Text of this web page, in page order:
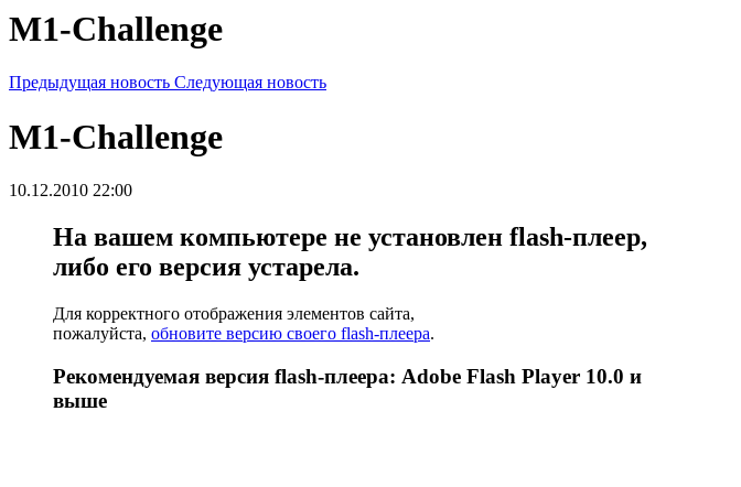
M1-Challenge
Предыдущая новость Следующая новость
M1-Challenge
10.12.2010 22:00
На вашем компьютере не установлен flash-плеер,
либо его версия устарела.
Для корректного отображения элементов сайта,
пожалуйста, обновите версию своего flash-плеера.
Рекомендуемая версия flash-плеера: Adobe Flash Player 10.0 и
выше